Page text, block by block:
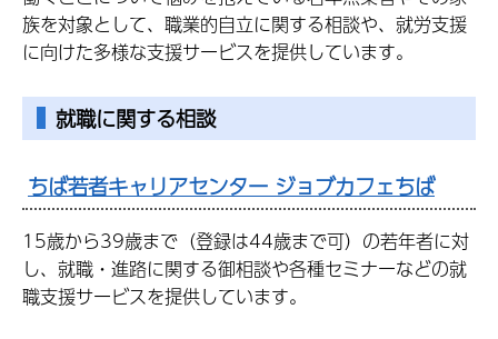
族を対象として、職業的自立に関する相談や、就労支援
に向けた多様な支援サービスを提供しています。
就職に関する相談
ちば若者キャリアセンター ジョブカフェちば
15歳から39歳まで（登録は44歳まで可）の若年者に対
し、就職・進路に関する御相談や各種セミナーなどの就
職支援サービスを提供しています。